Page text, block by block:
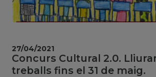
Concurs Cultural 2.0.
treballs fins el 31 de maig.
27/04/2021